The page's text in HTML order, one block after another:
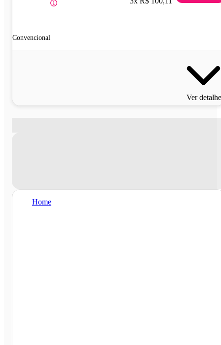
Convencional
Ver
Home